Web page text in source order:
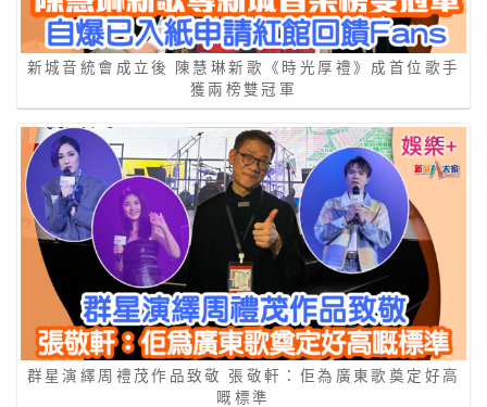
新城音統會成立後 陳慧琳新歌《時光厚禮》成首位歌手
獲兩榜雙冠軍
群星演繹周禮茂作品致敬 張敬軒：佢為廣東歌奠定好高
嘅標準